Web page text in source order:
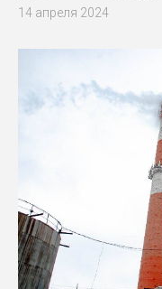
14 апреля 2024